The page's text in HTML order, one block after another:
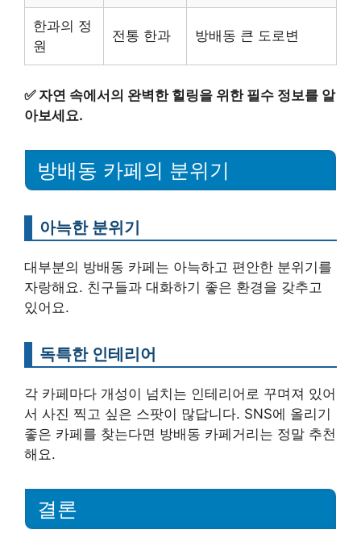
한과의 정
원
전통 한과 방배동 큰 도로변
✅ 자연 속에서의 완벽한 힐링을 위한 필수 정보를 알
아보세요.
방배동 카페의 분위기
아늑한 분위기
대부분의 방배동 카페는 아늑하고 편안한 분위기를
자랑해요. 친구들과 대화하기 좋은 환경을 갖추고
있어요.
독특한 인테리어
각 카페마다 개성이 넘치는 인테리어로 꾸며져 있어
서 사진 찍고 싶은 스팟이 많답니다. SNS에 올리기
좋은 카페를 찾는다면 방배동 카페거리는 정말 추천
해요.
결론